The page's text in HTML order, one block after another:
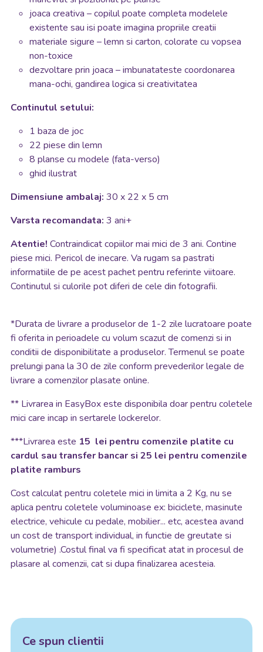
joaca creativa – copilul poate completa modelele
existente sau isi poate imagina propriile creatii
materiale sigure – lemn si carton, colorate cu vopsea
non-toxice
dezvoltare prin joaca – imbunatateste coordonarea
mana-ochi, gandirea logica si creativitatea
Continutul setului:
1 baza de joc
22 piese din lemn
8 planse cu modele (fata-verso)
ghid ilustrat
Dimensiune ambalaj: 30 x 22 x 5 cm
Varsta recomandata: 3 ani+
Atentie! Contraindicat copiilor mai mici de 3 ani. Contine
piese mici. Pericol de inecare. Va rugam sa pastrati
informatiile de pe acest pachet pentru referinte viitoare.
Continutul si culorile pot diferi de cele din fotografii.
*Durata de livrare a produselor de 1-2 zile lucratoare poate
fi oferita in perioadele cu volum scazut de comenzi si in
conditii de disponibilitate a produselor. Termenul se poate
prelungi pana la 30 de zile conform prevederilor legale de
livrare a comenzilor plasate online.
** Livrarea in EasyBox este disponibila doar pentru coletele
mici care incap in sertarele lockerelor.
***Livrarea este 15 lei pentru comenzile platite cu
cardul sau transfer bancar si 25 lei pentru comenzile
platite ramburs
Cost calculat pentru coletele mici in limita a 2 Kg, nu se
aplica pentru coletele voluminoase ex: biciclete, masinute
electrice, vehicule cu pedale, mobilier... etc, acestea avand
un cost de transport individual, in functie de greutate si
volumetrie) .Costul final va fi specificat atat in procesul de
plasare al comenzii, cat si dupa finalizarea acesteia.
Ce spun clientii